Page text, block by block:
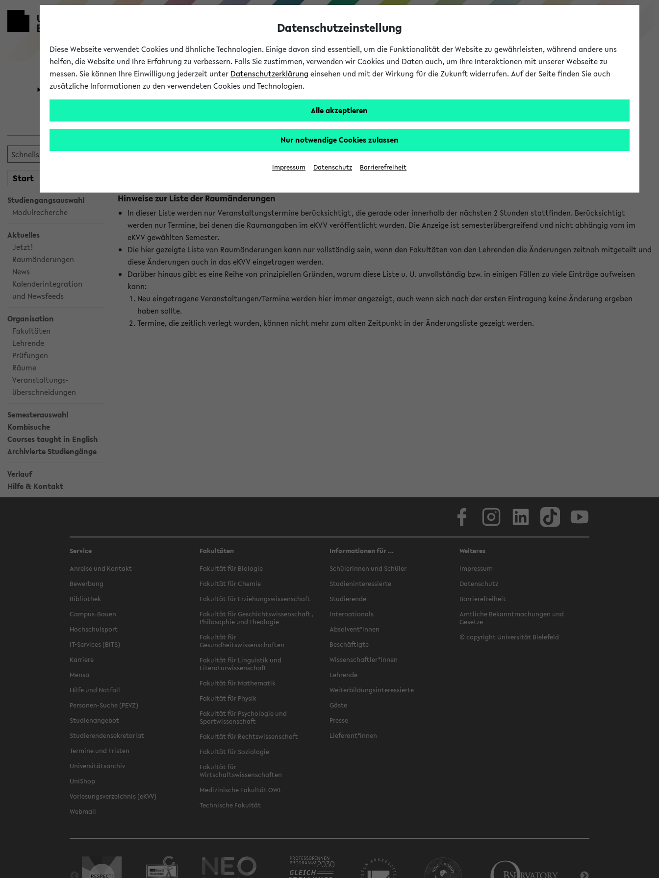
eKVV
Universität Forschung Studium
Start
Studiengangsauswahl
Modulrecherche
Aktuelles
Jetzt!
Raumänderungen
News
Kalenderintegration
und Newsfeeds
Organisation
Fakultäten
Lehrende
Prüfungen
Räume
Veranstaltungs-
überschneidungen
Semesterauswahl
Kombisuche
Courses taught in English
Archivierte Studiengänge
Verlauf
Hilfe & Kontakt
Raumänderungen
Hinweise zur Liste der Raumänderungen
In dieser Liste werden nur Veranstaltungstermine berücksichtigt, die gerade oder innerhalb der nächsten 2 Stunden stattfinden. Berücksichtigt
werden nur Termine, bei denen die Raumangaben im eKVV veröffentlicht wurden. Die Anzeige ist semesterübergreifend und nicht abhängig vom im
eKVV gewählten Semester.
Die hier gezeigte Liste von Raumänderungen kann nur vollständig sein, wenn den Fakultäten von den Lehrenden die Änderungen zeitnah mitgeteilt und
diese Änderungen auch in das eKVV eingetragen werden.
Darüber hinaus gibt es eine Reihe von prinzipiellen Gründen, warum diese Liste u. U. unvollständig bzw. in einigen Fällen zu viele Einträge aufweisen
kann:
Neu eingetragene Veranstaltungen/Termine werden hier immer angezeigt, auch wenn sich nach der ersten Eintragung keine Änderung ergeben
haben sollte.
Termine, die zeitlich verlegt wurden, können nicht mehr zum alten Zeitpunkt in der Änderungsliste gezeigt werden.
Service
Anreise und Kontakt
Bewerbung
Bibliothek
Campus-Bauen
Hochschulsport
IT-Services (BITS)
Karriere
Mensa
Hilfe und Notfall
Personen-Suche (PEVZ)
Studienangebot
Studierendensekretariat
Termine und Fristen
Universitätsarchiv
UniShop
Vorlesungsverzeichnis (eKVV)
Webmail
Fakultäten
Fakultät für Biologie
Fakultät für Chemie
Fakultät für Erziehungswissenschaft
Fakultät für Geschichtswissenschaft,
Philosophie und Theologie
Fakultät für
Gesundheitswissenschaften
Fakultät für Linguistik und
Literaturwissenschaft
Fakultät für Mathematik
Fakultät für Physik
Fakultät für Psychologie und
Sportwissenschaft
Fakultät für Rechtswissenschaft
Fakultät für Soziologie
Fakultät für
Wirtschaftswissenschaften
Medizinische Fakultät OWL
Technische Fakultät
Informationen für ...
Schülerinnen und Schüler
Studieninteressierte
Studierende
Internationals
Absolvent*innen
Beschäftigte
Wissenschaftler*innen
Lehrende
Weiterbildungsinteressierte
Gäste
Presse
Lieferant*innen
Weiteres
Impressum
Datenschutz
Barrierefreiheit
Amtliche Bekanntmachungen und
Gesetze
© copyright Universität Bielefeld
Datenschutzeinstellung
Diese Webseite verwendet Cookies und ähnliche Technologien. Einige davon sind essentiell, um die Funktionalität der Website zu gewährleisten, während andere uns
helfen, die Website und Ihre Erfahrung zu verbessern. Falls Sie zustimmen, verwenden wir Cookies und Daten auch, um Ihre Interaktionen mit unserer Webseite zu
messen. Sie können Ihre Einwilligung jederzeit unter Datenschutzerklärung einsehen und mit der Wirkung für die Zukunft widerrufen. Auf der Seite finden Sie auch
zusätzliche Informationen zu den verwendeten Cookies und Technologien.
Alle akzeptieren
Nur notwendige Cookies zulassen
Impressum Datenschutz Barrierefreiheit